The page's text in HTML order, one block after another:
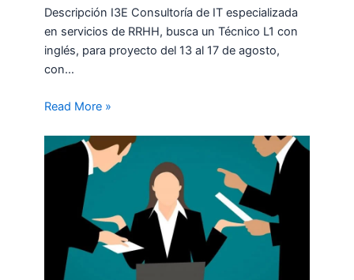
Descripción I3E Consultoría de IT especializada
en servicios de RRHH, busca un Técnico L1 con
inglés, para proyecto del 13 al 17 de agosto,
con…
Read More »